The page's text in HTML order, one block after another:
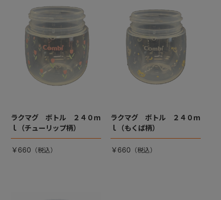
ラクマグ ボトル ２４０ｍ
ｌ（チューリップ柄）
￥660
ラクマグ ボトル ２４０ｍ
ｌ（もくば柄）
￥660